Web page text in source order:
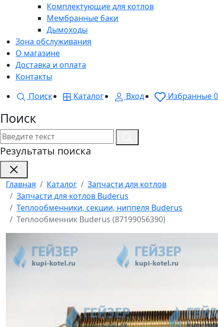
Комплектующие для котлов
Мембранные баки
Дымоходы
Зона обслуживания
О магазине
Доставка и оплата
Контакты
Поиск
Каталог Вход Избранные0
Поиск
Результаты поиска
Главная Каталог
Запчасти для котлов
Запчасти для котлов Buderus
Теплообменники, секции, ниппеля Buderus
Теплообменник Buderus (87199056390)